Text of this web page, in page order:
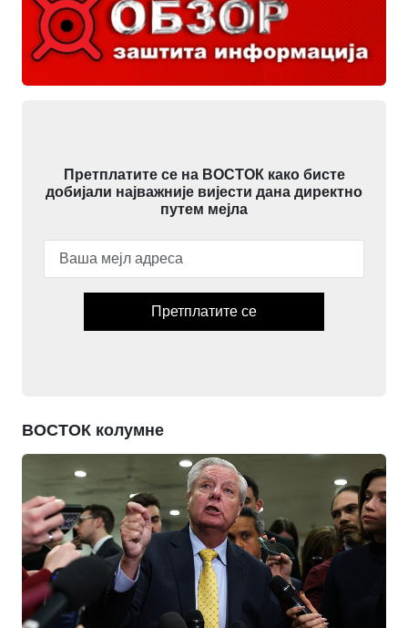
Претплатите се на ВОСТОК како бисте
добијали најважније вијести дана директно
путем мејла
Претплатите се
ВОСТОК колумне